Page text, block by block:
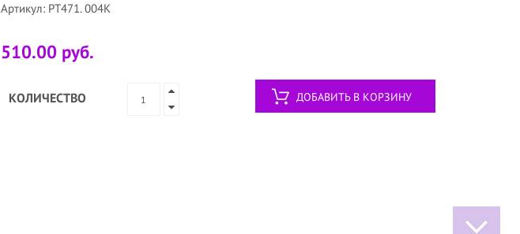
Артикул: PT471. 004K
510.00 руб.
КОЛИЧЕСТВО ДОБАВИТЬ В КОРЗИНУ